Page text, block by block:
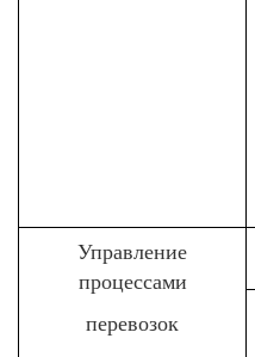
Управление
процессами
перевозок